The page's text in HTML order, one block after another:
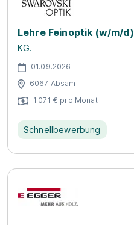
Lehre Feinoptik (w/m/d)
KG.
01.09.2026
6067 Absam
1.071 € pro Monat
Schnellbewerbung